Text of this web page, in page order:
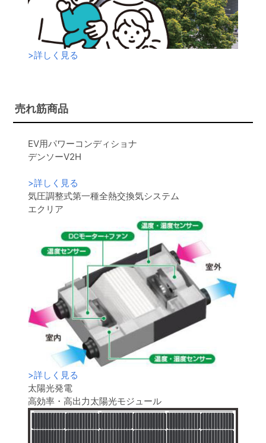
>詳しく見る
売れ筋商品
EV用パワーコンディショナ
デンソーV2H
>詳しく見る
気圧調整式第一種全熱交換気システム
エクリア
>詳しく見る
太陽光発電
高効率・高出力太陽光モジュール